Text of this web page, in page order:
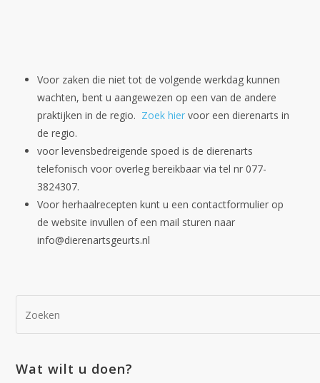
Voor zaken die niet tot de volgende werkdag kunnen
wachten, bent u aangewezen op een van de andere
praktijken in de regio. Zoek hier voor een dierenarts in
de regio.
voor levensbedreigende spoed is de dierenarts
telefonisch voor overleg bereikbaar via tel nr 077-
3824307.
Voor herhaalrecepten kunt u een contactformulier op
de website invullen of een mail sturen naar
info@dierenartsgeurts.nl
Wat wilt u doen?